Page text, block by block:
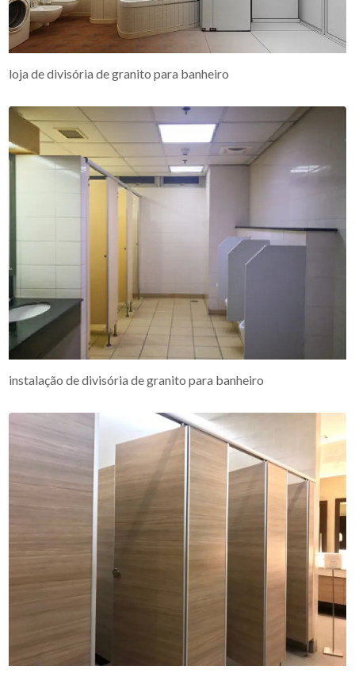
loja de divisória de granito para banheiro
instalação de divisória de granito para banheiro